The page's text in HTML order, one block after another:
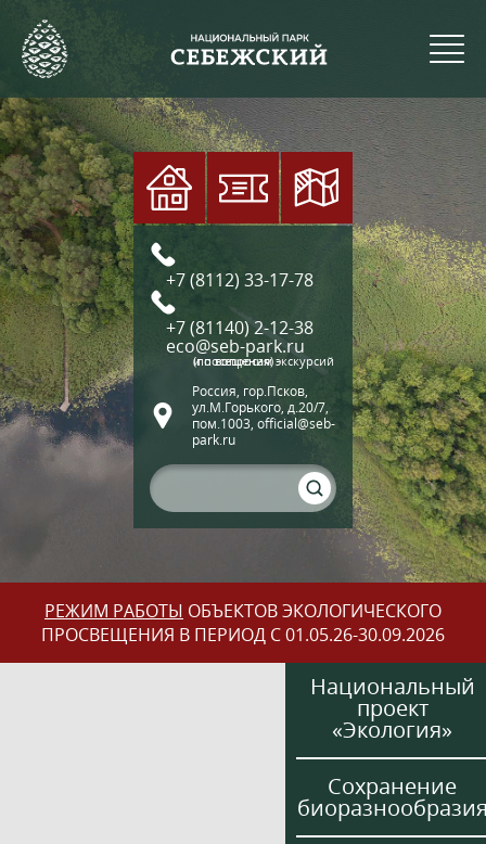
+7 (8112) 33-17-78
+7 (81140) 2-12-38
eco@seb-park.ru
(по вопросам экскурсий и посещения)
Россия, гор.Псков,
ул.М.Горького, д.20/7,
пом.1003, official@seb-
park.ru
РЕЖИМ РАБОТЫ ОБЪЕКТОВ ЭКОЛОГИЧЕСКОГО
ПРОСВЕЩЕНИЯ В ПЕРИОД С 01.05.26-30.09.2026
Национальный
проект
«Экология»
Сохранение